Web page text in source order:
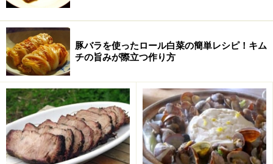
たけのこのグラタンの作り方・手順
■グラタンの作り方
1
たけのこは5ｍｍ幅程度の輪切りにし、大きいものはさ
らに半分～1/4に切って、塩、こしょうをまぶし、バタ
ーをこすりつけた耐熱皿に並べてゆく。
豚バラを使ったロール白菜の簡単レシピ！キム
チの旨みが際立つ作り方